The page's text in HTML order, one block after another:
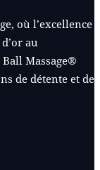
où l’excellence
au
Massage®
de détente et de